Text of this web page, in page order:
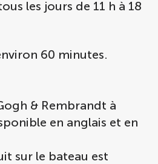
les jours de 11 h à 18
60 minutes.
& Rembrandt à
en anglais et en
sur le bateau est